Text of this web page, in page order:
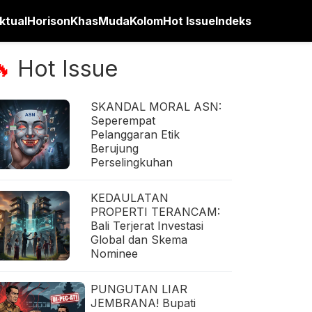
HorisonKhasMudaKolomHot IssueIndeks
Hot Issue
SKANDAL MORAL ASN:
Seperempat
Pelanggaran Etik
Berujung
Perselingkuhan
KEDAULATAN
PROPERTI TERANCAM:
Bali Terjerat Investasi
Global dan Skema
Nominee
PUNGUTAN LIAR
JEMBRANA! Bupati